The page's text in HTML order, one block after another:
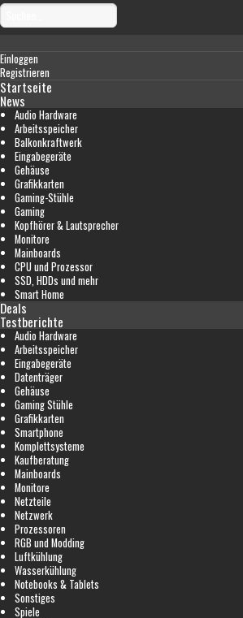
Einloggen
Registrieren
Startseite
News
Audio Hardware
Arbeitsspeicher
Balkonkraftwerk
Eingabegeräte
Gehäuse
Grafikkarten
Gaming-Stühle
Gaming
Kopfhörer & Lautsprecher
Monitore
Mainboards
CPU und Prozessor
SSD, HDDs und mehr
Smart Home
Deals
Testberichte
Audio Hardware
Arbeitsspeicher
Eingabegeräte
Datenträger
Gehäuse
Gaming Stühle
Grafikkarten
Smartphone
Komplettsysteme
Kaufberatung
Mainboards
Monitore
Netzteile
Netzwerk
Prozessoren
RGB und Modding
Luftkühlung
Wasserkühlung
Notebooks & Tablets
Sonstiges
Spiele